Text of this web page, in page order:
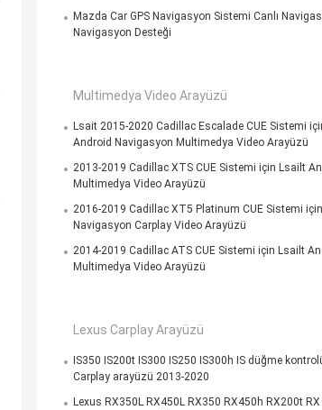
Mazda Car GPS Navigasyon Sistemi Canlı
Navigasyon Desteği
Multimedya Video Arayüzü
Lsait 2015-2020 Cadillac Escalade CUE Sistemi
Android Navigasyon Multimedya Video Arayüzü
2013-2019 Cadillac XTS CUE Sistemi için Lsailt
Multimedya Video Arayüzü
2016-2019 Cadillac XT5 Platinum CUE Sistemi
Navigasyon Carplay Video Arayüzü
2014-2019 Cadillac ATS CUE Sistemi için Lsailt
Multimedya Video Arayüzü
Lexus Carplay Arayüzü
IS350 IS200t IS300 IS250 IS300h IS düğme
Carplay arayüzü 2013-2020
Lexus RX350L RX450L RX350 RX450h RX200t RX